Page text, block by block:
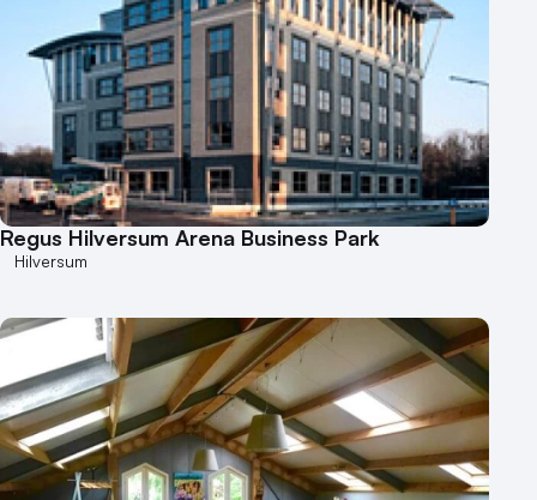
Regus Hilversum Arena Business Park
Hilversum